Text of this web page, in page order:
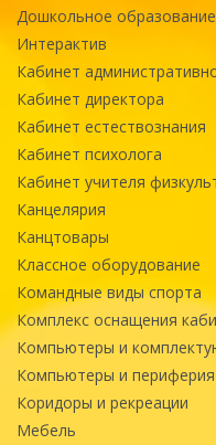
Дошкольное образование
Интерактив
Кабинет
Кабинет директора
Кабинет естествознания
Кабинет психолога
Кабинет учителя
Канцелярия
Канцтовары
Классное оборудование
Командные виды спорта
Комплекс оснащения
Компьютеры и
Компьютеры и периферия
Коридоры и рекреации
Мебель